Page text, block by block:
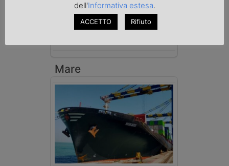
La Cassazione conferma la qualifica di
spedizioniere-vettore
Mare
dell'Informativa estesa.
ACCETTO Rifiuto